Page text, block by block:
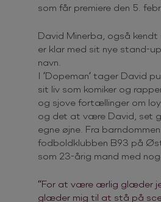
som får premiere den 5.
David Minerba, også kendt
er klar med sit nye stand-
navn.
I ’Dopeman’ tager David
sit liv som komiker og
og sjove fortællinger om
og det at være David, set
egne øjne. Fra
fodboldklubben B93 på
som 23-årig mand med
“For at være ærlig glæder
glæder mig til at stå på